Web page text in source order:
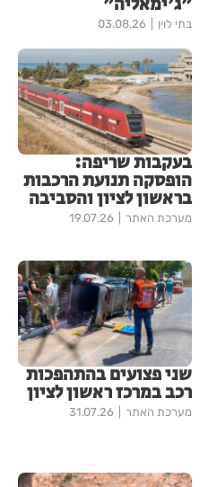
בתי לוין 03.08.26
בעקבות שריפה:
הופסקה תנועת הרכבות
בראשון לציון והסביבה
מערכת האתר 19.07.26
שני פצועים בהתהפכות
רכב במרכז ראשון לציון
מערכת האתר 31.07.26